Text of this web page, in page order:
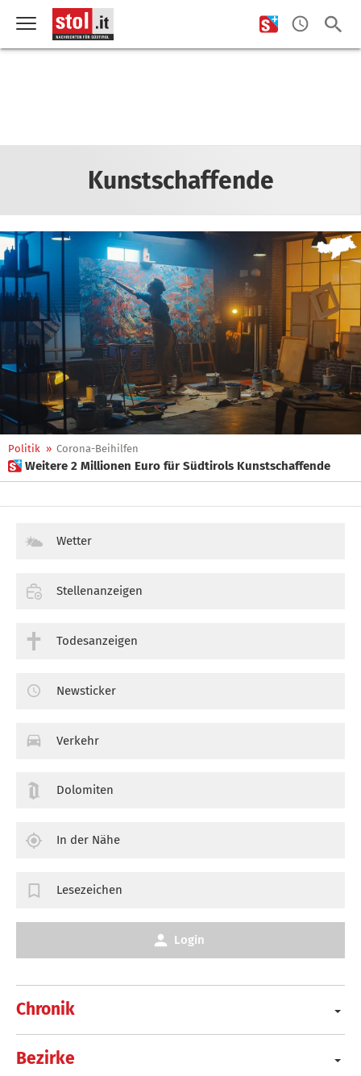
Kunstschaffende
Politik » Corona-Beihilfen
 Weitere 2 Millionen Euro für Südtirols Kunstschaffende
Chronik
Bezirke
Wetter
Stellenanzeigen
Todesanzeigen
Newsticker
Verkehr
Dolomiten
In der Nähe
Lesezeichen
Login